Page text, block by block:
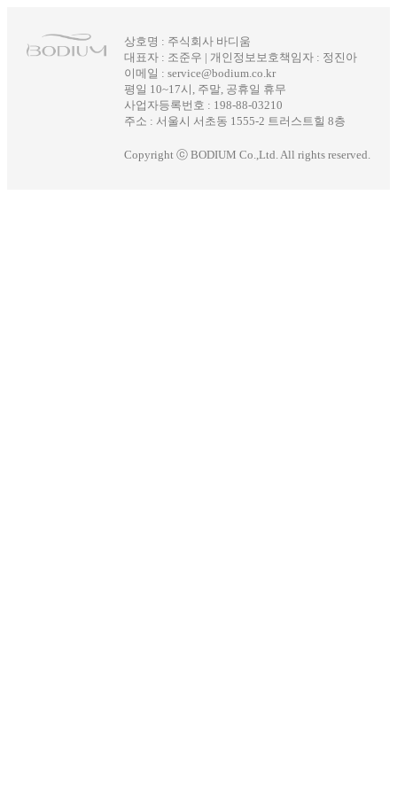
상호명 : 주식회사 바디움
대표자 : 조준우 | 개인정보보호책임자 : 정진아
이메일 : service@bodium.co.kr
평일 10~17시, 주말, 공휴일 휴무
사업자등록번호 : 198-88-03210
주소 : 서울시 서초동 1555-2 트러스트힐 8층
Copyright ⓒ BODIUM Co.,Ltd. All rights reserved.